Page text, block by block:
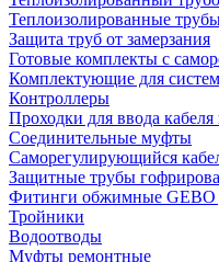
Теплоизолированные
Защита труб от замерзания
Готовые комплекты с
Комплектующие для
Контроллеры
Проходки для ввода кабеля
Соединительные муфты
Саморегулирующийся
Защитные трубы
Фитинги обжимные GEBO
Тройники
Водоотводы
Муфты ремонтные